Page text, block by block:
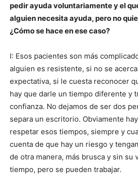
pedir ayuda voluntariamente y el
alguien necesita ayuda, pero no
¿Cómo se hace en ese caso?
I: Esos pacientes son más
alguien es resistente, si no se
expectativa, si le cuesta reconocer
hay que darle un tiempo diferente y
confianza. No dejamos de ser dos
separa un escritorio. Obviamente
respetar esos tiempos, siempre y
cuenta de que hay un riesgo y
de otra manera, más brusca y sin su
tiempo, pero se pueden trabajar.